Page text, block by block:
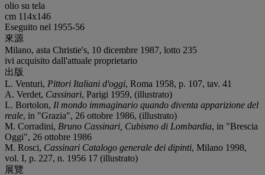
olio su tela
cm 114x146
Eseguito nel 1955-56
來源
Milano, asta Christie's, 10 dicembre 1987, lotto 235
ivi acquisito dall'attuale proprietario
出版
L. Venturi, Pittori Italiani d'oggi, Roma 1958, p. 107, tav. 41
A. Verdet, Cassinari, Parigi 1959, (illustrato)
L. Bortolon, Il mondo immaginario quando diventa apparizione del
reale, in "Grazia", 26 ottobre 1986, (illustrato)
M. Corradini, Bruno Cassinari, Cubismo di Lombardia, in "Brescia
Oggi", 26 ottobre 1986
M. Rosci, Cassinari Catalogo generale dei dipinti, Milano 1998,
vol. I, p. 227, n. 1956 17 (illustrato)
展覽